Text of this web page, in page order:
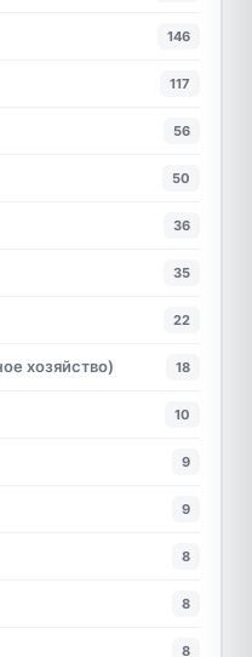
146
117
56
50
36
35
22
хозяйство) 18
10
9
9
8
8
8